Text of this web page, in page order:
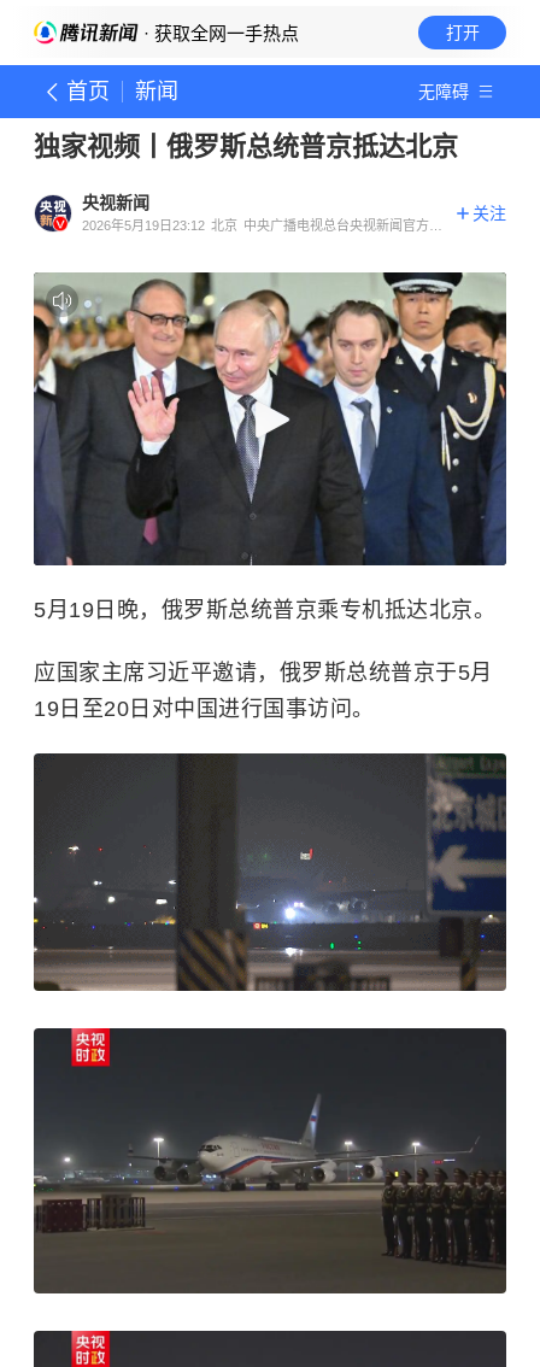
· 获取全网一手热点 打开
首页 新闻 无障碍
独家视频丨俄罗斯总统普京抵达北京
央视新闻
2026年5月19日23:12 北京 中央广播电视总台央视新闻官方账
关注
5月19日晚，俄罗斯总统普京乘专机抵达北京。
应国家主席习近平邀请，俄罗斯总统普京于5月
19日至20日对中国进行国事访问。